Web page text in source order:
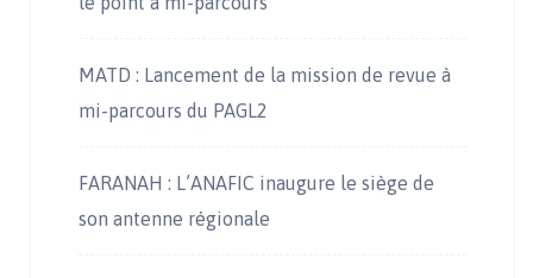
MATD : Lancement de la mission de revue à
mi-parcours du PAGL2
FARANAH : L’ANAFIC inaugure le siège de
son antenne régionale